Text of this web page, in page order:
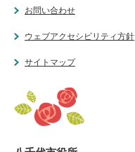
お問い合わせ
ウェブアクセシビリティ方針
サイトマップ